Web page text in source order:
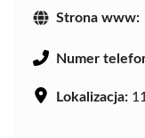
Strona www:
Numer
Lokalizacja: